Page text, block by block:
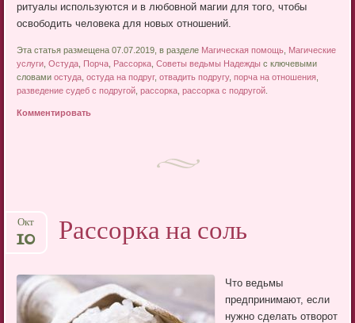
ритуалы используются и в любовной магии для того, чтобы
освободить человека для новых отношений.
Эта статья размещена 07.07.2019, в разделе Магическая помощь Магические
услуги ,Остуда Порча Рассорка ,Советы ведьмы Надежды с ключевыми
словамиостуда ,остуда на подруг,отвадить подругу,порча на отношения
разведение судеб с подругой ,рассорка ,рассорка с подругой
Комментировать
Рассорка на соль
Окт
10
Что ведьмы
предпринимают, если
нужно сделать отворот